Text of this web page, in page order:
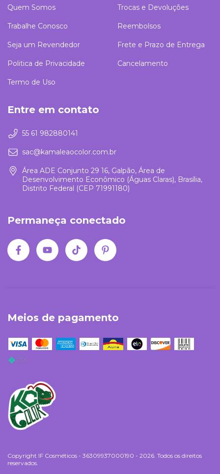
Quem Somos
Trabalhe Conosco
Seja um Revendedor
Politica de Privacidade
Termo de Uso
Trocas e Devoluções
Reembolsos
Frete e Prazo de Entrega
Cancelamento
Entre em contato
55 61 982880141
sac@kamaleaocolor.com.br
Área ADE Conjunto 29 16, Galpão, Área de
Desenvolvimento Econômico (Águas Claras), Brasília,
Distrito Federal (CEP 71991180)
Permaneça conectado
Meios de pagamento
Copyright IF Cosméticos - 36309937000190 - 2026. Todos os direitos
reservados.